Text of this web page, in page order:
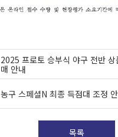
2025 프로토 승부식 야구 전반
매 안내
농구 스페셜N 최종 득점대 조정
목록